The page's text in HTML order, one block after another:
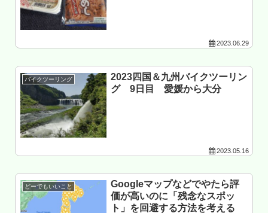
2023.06.29
バイクツーリング
2023四国＆九州バイクツーリン
グ 9日目 愛媛から大分
2023.05.16
どーでもいいこと
Googleマップなどでやたら評
価が高いのに「残念なスポッ
ト」を回避する方法を考える